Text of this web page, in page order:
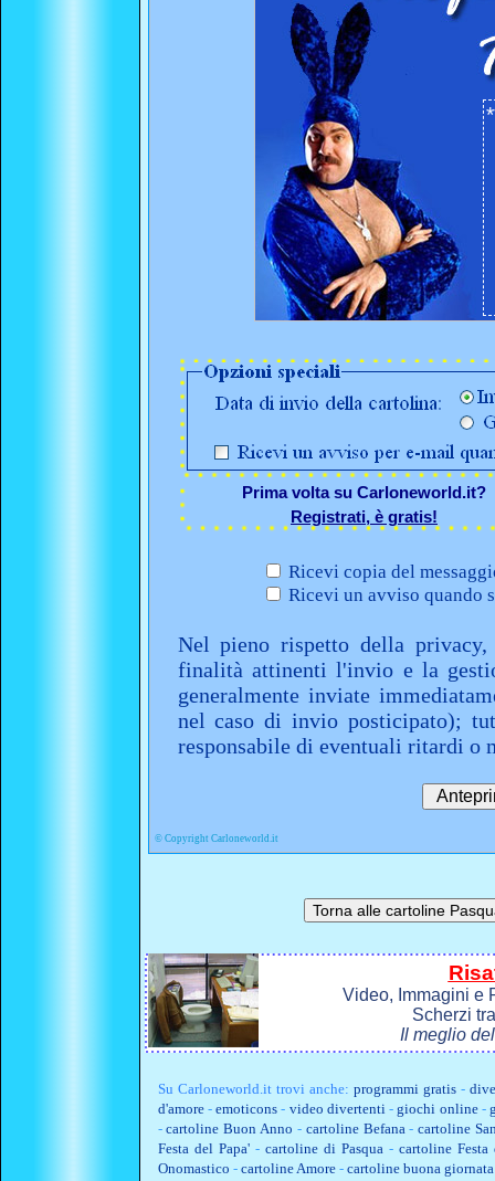
Prima volta su Carloneworld.it?
Registrati, è gratis!
Ricevi copia del
Ricevi un avviso quando
Nel pieno rispetto della
finalità attinenti l'invio e la
generalmente inviate
nel caso di invio posticipato);
responsabile di eventuali ritardi o
© Copyright Carloneworld.it
Video, Immagini e
Scherzi
Il meglio
Su Carloneworld.ittrovi anche: programmi gratis-
d'amore-emoticons - video divertenti-giochi online-
-cartoline Buon Anno - cartoline Befana-cartoline
Festa del Papa'- cartoline di Pasqua- cartoline Festa
Onomastico - cartoline Amore- cartoline buona giornata